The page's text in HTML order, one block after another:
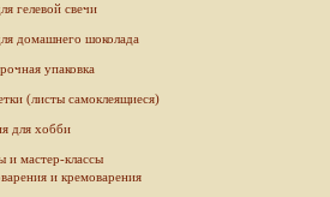
гелевой свечи
домашнего шоколада
упаковка
(листы самоклеящиеся)
для хобби
и мастер-классы
и кремоварения